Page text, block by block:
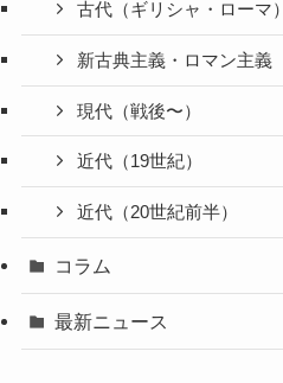
古代（ギリシャ・ローマ）
新古典主義・ロマン主義
現代（戦後〜）
近代（19世紀）
近代（20世紀前半）
コラム
最新ニュース